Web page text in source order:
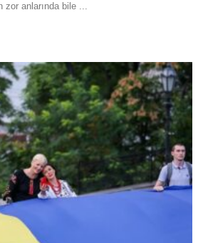
zor anlarında bile ...